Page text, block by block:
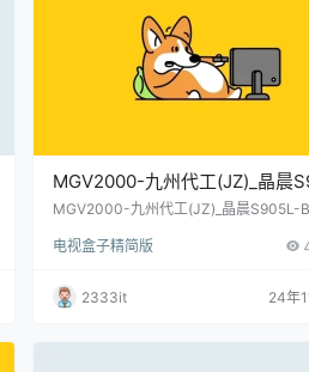
MGV2000-九州代工(JZ)_晶晨
B芯-当贝桌面-免拆机卡刷固件
MGV2000-九州代工(JZ)_晶晨S905L-
电视盒子精简版
2333it 24年